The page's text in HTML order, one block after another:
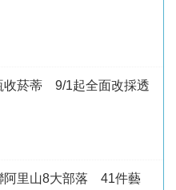
收菸蒂 9/1起全面改採透
阿里山8大部落 41件藝